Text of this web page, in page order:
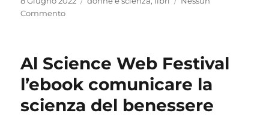
il
Commento
Al Science Web Festival
l’ebook comunicare la
scienza del benessere